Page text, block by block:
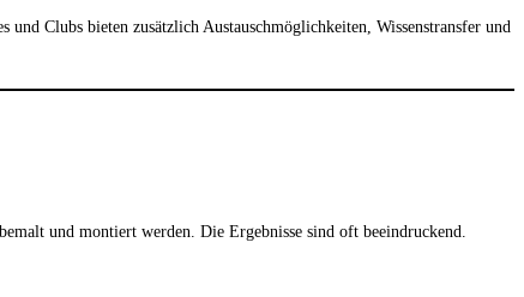
Clubs bieten zusätzlich Austauschmöglichkeiten, Wissenstransfer und
und montiert werden. Die Ergebnisse sind oft beeindruckend.